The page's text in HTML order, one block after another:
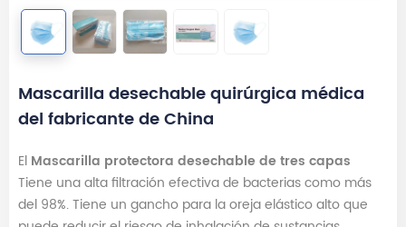
Mascarilla desechable quirúrgica médica
del fabricante de China
El Mascarilla protectora desechable de tres capas
Tiene una alta filtración efectiva de bacterias como más
del 98%. Tiene un gancho para la oreja elástico alto que